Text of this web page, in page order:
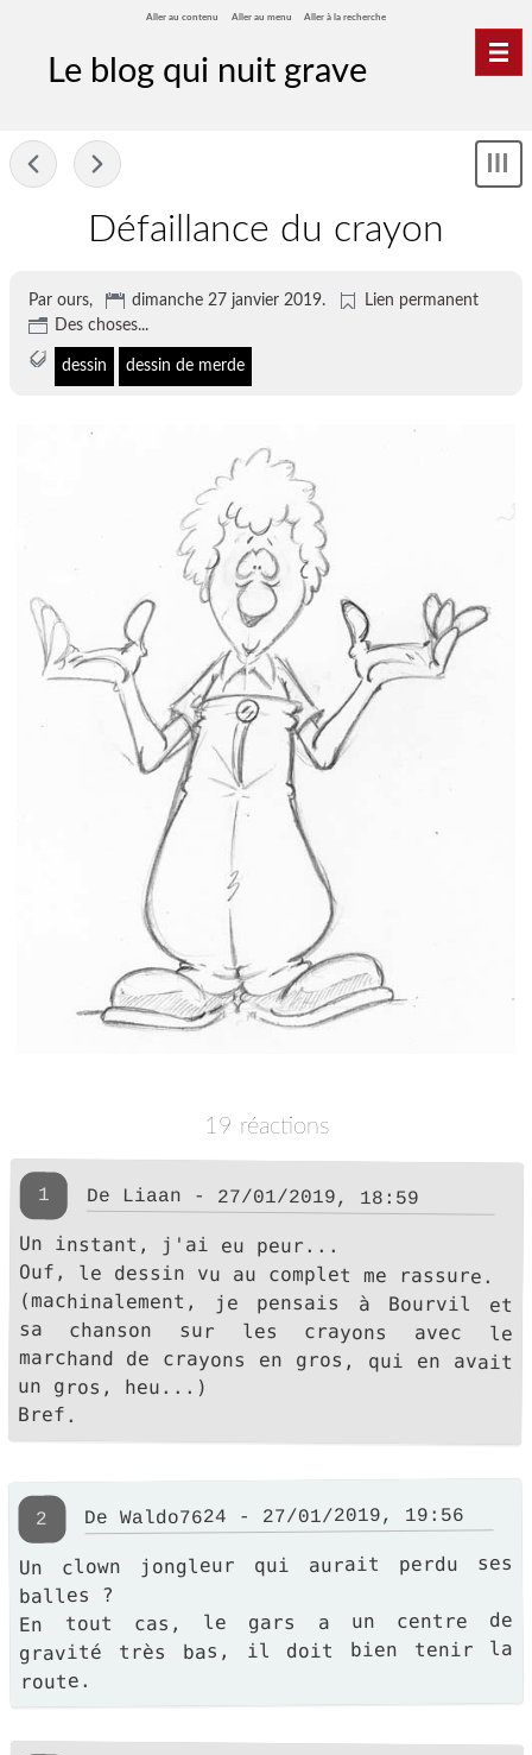
Aller au contenu Aller au menu Aller à la recherche
Le blog qui nuit grave
Défaillance du crayon
Par ours, dimanche 27 janvier 2019.
Lien permanent
Des choses...
dessin dessin de merde
19 réactions
1 De Liaan - 27/01/2019, 18:59
Un instant, j'ai eu peur...
Ouf, le dessin vu au complet me rassure.
(machinalement, je pensais à Bourvil et
sa chanson sur les crayons avec le
marchand de crayons en gros, qui en avait
un gros, heu...)
Bref.
2 De Waldo7624 - 27/01/2019, 19:56
Un clown jongleur qui aurait perdu ses
balles ?
En tout cas, le gars a un centre de
gravité très bas, il doit bien tenir la
route.